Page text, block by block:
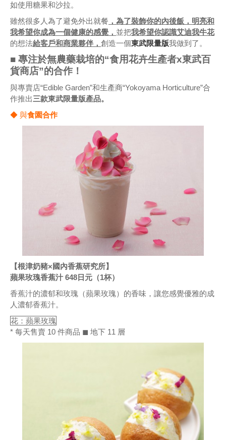
如使用糖果和沙拉。
雖然很多人為了避免外出就餐 ，為了裝飾你的內後飯，明亮和
我希望你成為一個健康的感覺， 並把我希望你認識艾迪我牛花
的想法給客戶和商業夥伴， 創造一個東武限量版我做到了。
■ 專注於無農藥栽培的“食用花卉生產者x東武百
貨商店”的合作！
與專賣店“Edible Garden”和生產商“Yokoyama Horticulture”合
作推出三款東武限量版產品。
◆ 與食園合作
【根津奶豬×國內香蕉研究所】
蘋果玫瑰香蕉汁 648日元（1杯）
香蕉汁的濃郁和玫瑰（蘋果玫瑰）的香味，讓您感覺優雅的成
人濃郁香蕉汁。
花：蘋果玫瑰
* 每天售賣 10 件商品 ◼ 地下 11 層